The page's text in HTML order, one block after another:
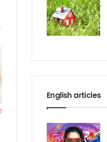
English articles